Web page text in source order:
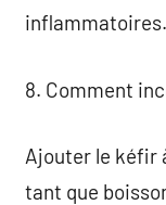
8. Comment
Ajouter le kéfir
tant que